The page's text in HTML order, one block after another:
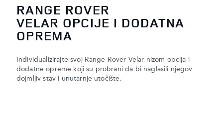
RANGE ROVER
VELAR OPCIJE I DODATNA
OPREMA
Individualizirajte svoj Range Rover Velar nizom opcija i
dodatne opreme koji su probrani da bi naglasili njegov
dojmljiv stav i unutarnje utočište.